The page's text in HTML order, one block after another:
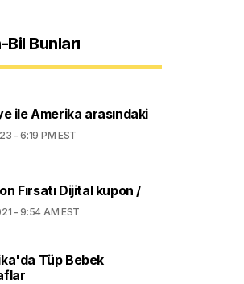
Bunları
ile Amerika arasındaki
- 6:19 PM EST
Fırsatı Dijital kupon /
- 9:54 AM EST
Tüp Bebek